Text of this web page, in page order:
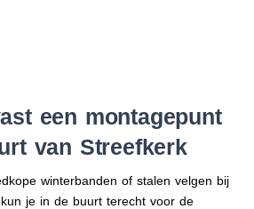
een montagepunt
van Streefkerk
winterbanden of stalen velgen bij
je in de buurt terecht voor de